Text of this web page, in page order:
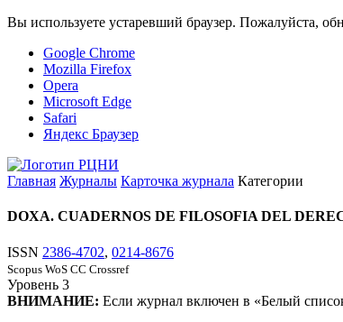
Вы используете устаревший браузер. Пожалуйста,
Google Chrome
Mozilla Firefox
Opera
Microsoft Edge
Safari
Яндекс Браузер
Главная Журналы Карточка журнала Категории
DOXA. CUADERNOS DE FILOSOFIA DEL
ISSN 2386-4702, 0214-8676
Scopus WoS CC Crossref
Уровень 3
ВНИМАНИЕ: Если журнал включен в «Белый